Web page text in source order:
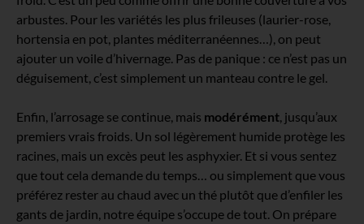
arbustes. Pour les variétés les plus frileuses (laurier-rose,
hortensia en pot, plantes méditerranéennes…), on peut
ajouter un voile d’hivernage. Pas de panique : ce n’est pas un
déguisement, c’est simplement un manteau contre le gel.
Enfin, l’arrosage se continue, mais modérément , jusqu’aux
premiers vrais froids. Un sol légèrement humide protège les
racines, mais un excès peut les asphyxier. Et si vous sentez
que tout cela demande du temps… ou simplement que vous
préférez rester au chaud avec un thé plutôt que d’enfiler les
gants de jardin, notre équipe s’occupe de tout. On prépare